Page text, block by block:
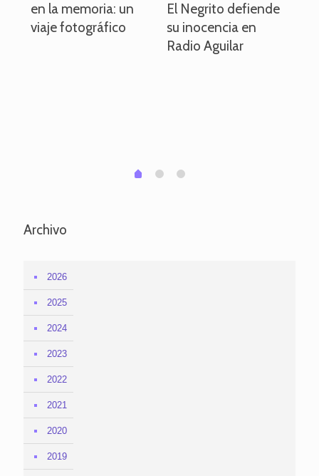
en la memoria: un
viaje fotográfico
El Negrito defiende
su inocencia en
Radio Aguilar
0 1 2
Archivo
2026
2025
2024
2023
2022
2021
2020
2019